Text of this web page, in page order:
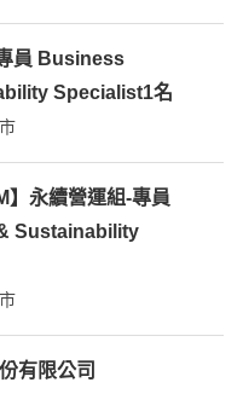
員 Business
Specialist1名
】永續營運組-專員
Sustainability
有限公司